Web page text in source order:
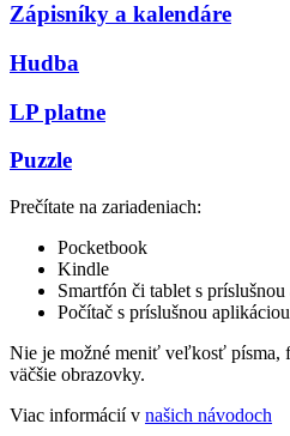
Zápisníky a kalendáre
Hudba
LP platne
Puzzle
Prečítate na zariadeniach:
Pocketbook
Kindle
Smartfón či tablet s
Počítač s príslušnou aplikáciou
Nie je možné meniť veľkosť písma,
väčšie obrazovky.
Viac informácií v našich návodoch